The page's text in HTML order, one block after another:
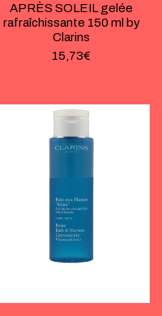
APRÈS SOLEIL gelée
rafraîchissante 150 ml by
Clarins
15,73€